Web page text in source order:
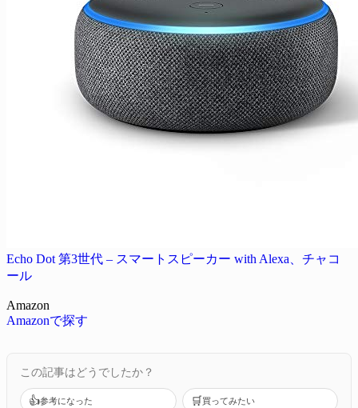
Echo Dot 第3世代 – スマートスピーカー with Alexa、チャコ
ール
Amazon
Amazonで探す
この記事はどうでしたか？
👍参考になった 🛒買ってみたい